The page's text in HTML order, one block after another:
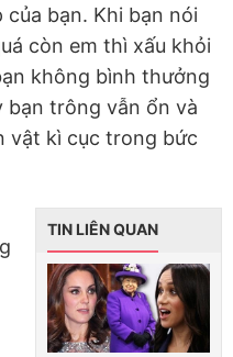
bạn. Khi bạn nói
còn em thì xấu khỏi
không bình thưởng
bạn trông vẫn ổn và
vật kì cục trong bức
TIN LIÊN QUAN